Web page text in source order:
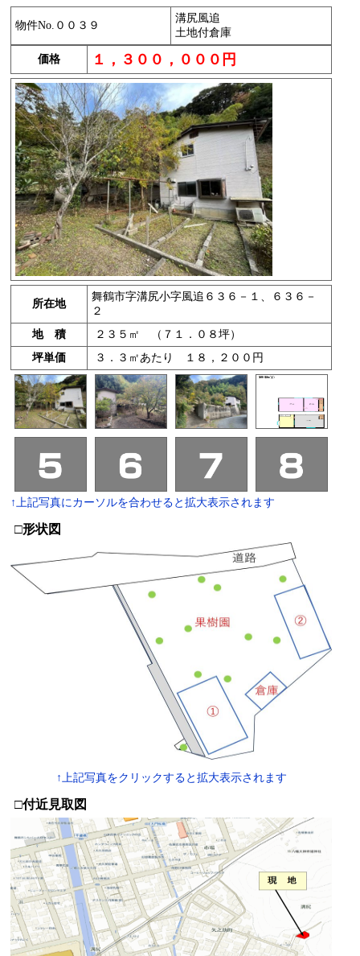
物件No.００３９
溝尻風追
土地付倉庫
価格 １，３００，０００円
所在地
舞鶴市字溝尻小字風追６３６－１、６３６－
２
地 積
２３５㎡ （７１．０８坪）
坪単価
３．３㎡あたり １８，２００円
↑上記写真にカーソルを合わせると拡大表示されます
□形状図
↑上記写真をクリックすると拡大表示されます
□付近見取図